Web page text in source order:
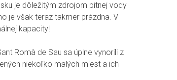
je dôležitým zdrojom pitnej vody
je však teraz takmer prázdna. V
kapacity!
Romà de Sau sa úplne vynorili z
niekoľko malých miest a ich